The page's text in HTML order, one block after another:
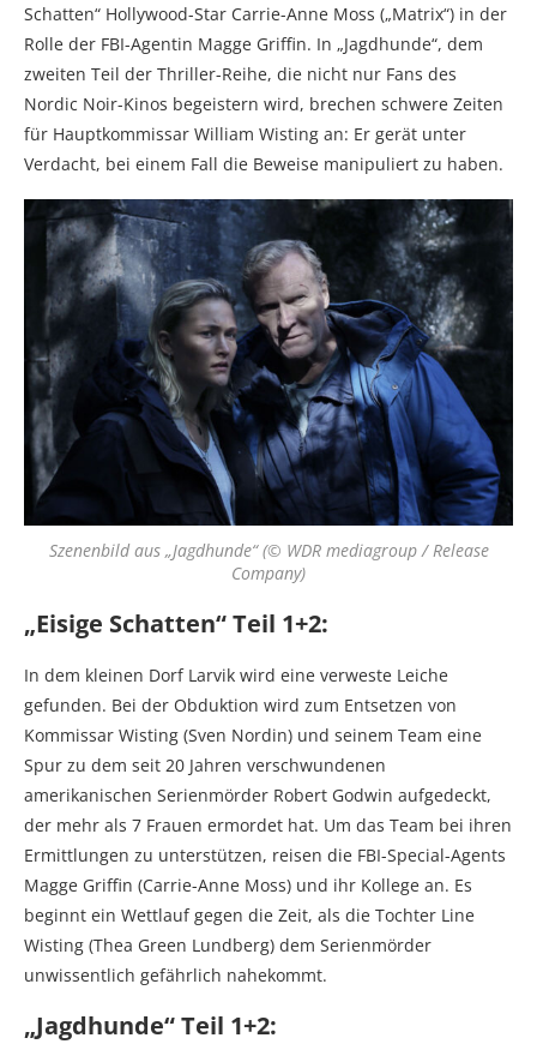
Schatten“ Hollywood-Star Carrie-Anne Moss („Matrix“) in der
Rolle der FBI-Agentin Magge Griffin. In „Jagdhunde“, dem
zweiten Teil der Thriller-Reihe, die nicht nur Fans des
Nordic Noir-Kinos begeistern wird, brechen schwere Zeiten
für Hauptkommissar William Wisting an: Er gerät unter
Verdacht, bei einem Fall die Beweise manipuliert zu haben.
Szenenbild aus „Jagdhunde“ (© WDR mediagroup / Release
Company)
„Eisige Schatten“ Teil 1+2:
In dem kleinen Dorf Larvik wird eine verweste Leiche
gefunden. Bei der Obduktion wird zum Entsetzen von
Kommissar Wisting (Sven Nordin) und seinem Team eine
Spur zu dem seit 20 Jahren verschwundenen
amerikanischen Serienmörder Robert Godwin aufgedeckt,
der mehr als 7 Frauen ermordet hat. Um das Team bei ihren
Ermittlungen zu unterstützen, reisen die FBI-Special-Agents
Magge Griffin (Carrie-Anne Moss) und ihr Kollege an. Es
beginnt ein Wettlauf gegen die Zeit, als die Tochter Line
Wisting (Thea Green Lundberg) dem Serienmörder
unwissentlich gefährlich nahekommt.
„Jagdhunde“ Teil 1+2: